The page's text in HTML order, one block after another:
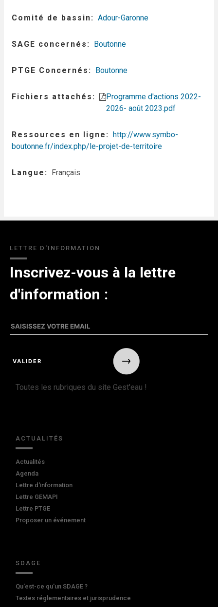
Comité de bassin Adour-Garonne
SAGE concernés Boutonne
PTGE Concernés Boutonne
Fichiers attachés
Programme d'actions 2022-
2026- août 2023.pdf
Ressources en ligne
http://www.symbo-
boutonne.fr/index.php/le-projet-de-territoire
Langue Français
LETTRE D'INFORMATION
Inscrivez-vous à la lettre
d'information :
Toutes les rubriques du site Gest'eau !
ACTUALITÉS
Actualités
Agenda
Lettre d'information
Lettre GEMAPI
Lettre PTGE
Proposer un événement
SDAGE
Qu'est-ce qu'un SDAGE ?
Textes réglementaires et jurisprudence